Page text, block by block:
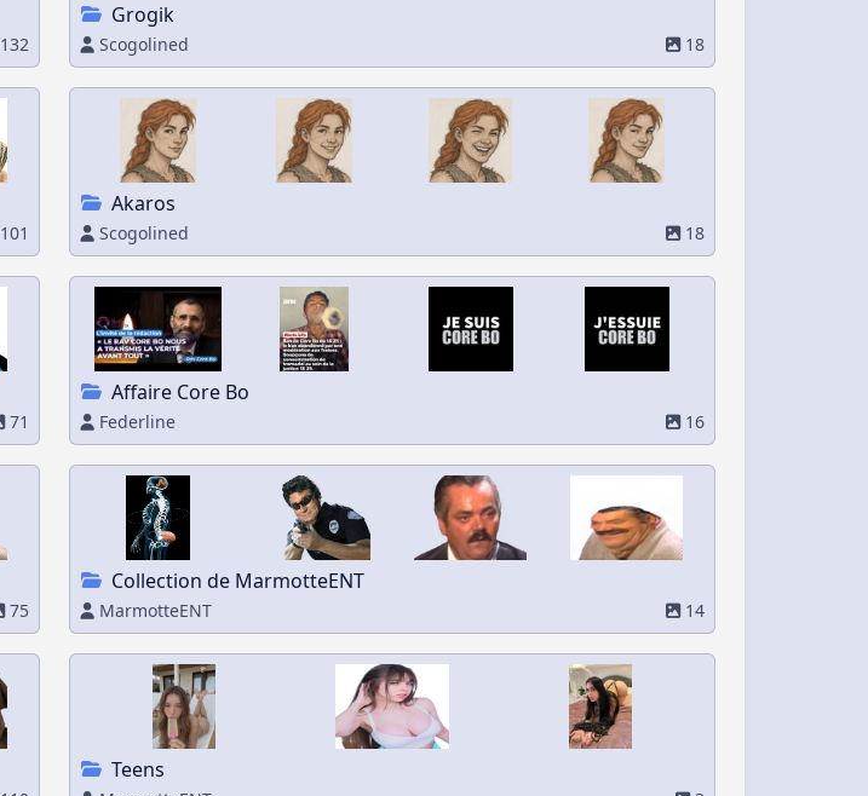
132
101
71
75
Grogik
Scogolined 18
Akaros
Scogolined 18
Affaire Core Bo
Federline 16
Collection de MarmotteENT
MarmotteENT 14
Teens